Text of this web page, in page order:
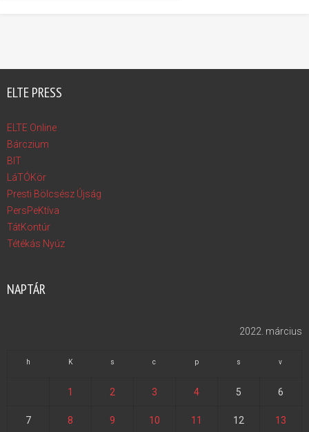
ELTE PRESS
ELTE Online
Bárczium
BIT
LáTÓKör
Presti Bölcsész Újság
PersPeKtíva
TátKontúr
Tétékás Nyúz
NAPTÁR
2022. március
h K s c p s v
1 2 3 4 5 6
7 8 9 10 11 12 13